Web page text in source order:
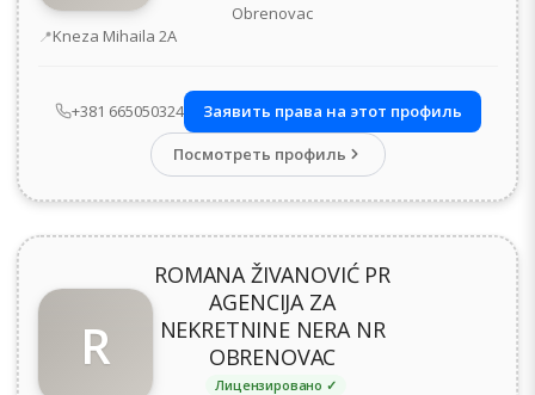
Obrenovac
Адрес
Kneza Mihaila 2А
+381 665050324
Заявить права на этот профиль
Посмотреть профиль
R
ROMANA ŽIVANOVIĆ PR
AGENCIJA ZA
NEKRETNINE NERA NR
OBRENOVAC
Лицензировано ✓